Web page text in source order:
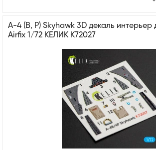
A-4 (B, P) Skyhawk 3D декаль интерьер
Airfix 1/72 КЕЛИК K72027